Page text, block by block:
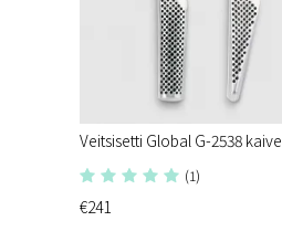
Veitsisetti Global G-2538
(1)
€241